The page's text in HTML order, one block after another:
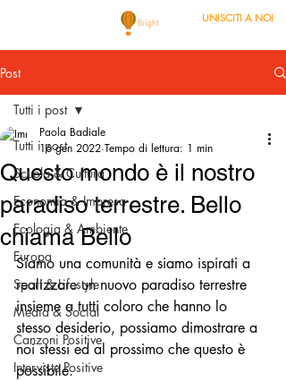
UNISCITI A NOI
Post
Tutti i post
Scuola & Cultura
Economia & Impresa
Ecologia & Ambiente
Europa
Sport & Lifestyle
Media & Social
Canzoni Positive
Interviste Positive
Tutti i post
Questo mondo è il nostro
paradiso terrestre. Bello
chiama Bello
Paola Badiale
16 gen 2022 Tempo di lettura: 1 min
Siamo una comunità e siamo ispirati a
realizzare un nuovo paradiso terrestre
insieme a tutti coloro che hanno lo
stesso desiderio, possiamo dimostrare a
noi stessi ed al prossimo che questo è
possibile.